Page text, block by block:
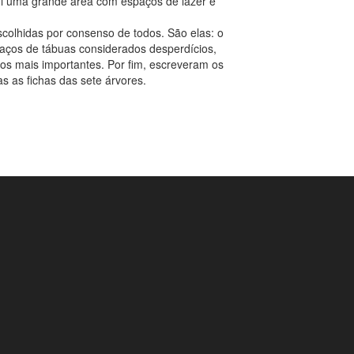
por consenso de todos. São elas: o
de tábuas considerados desperdícios,
mais importantes. Por fim, escreveram os
as fichas das sete árvores.